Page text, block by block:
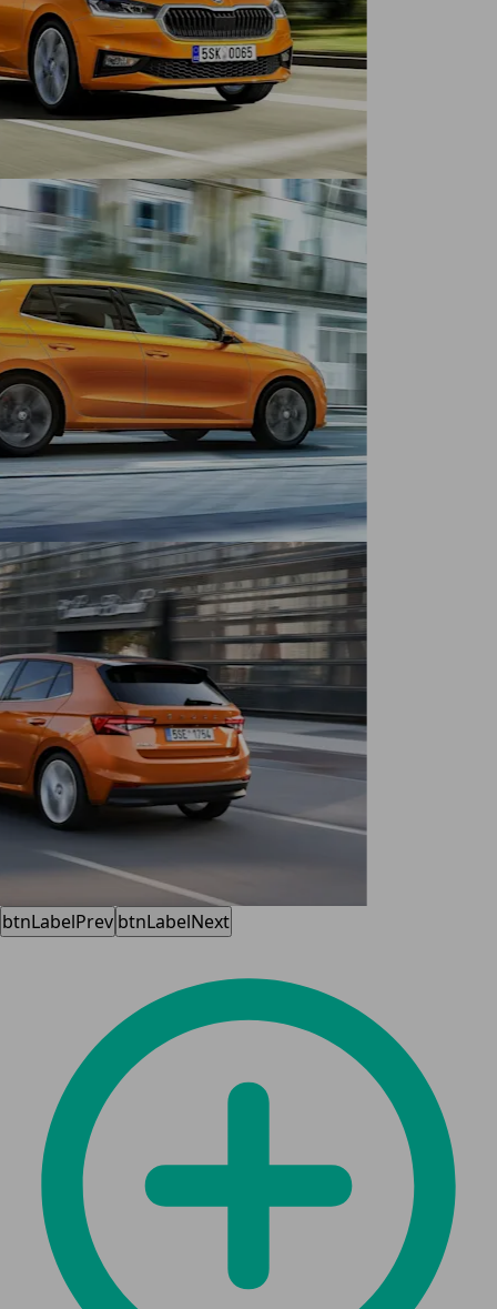
btnLabelPrev btnLabelNext